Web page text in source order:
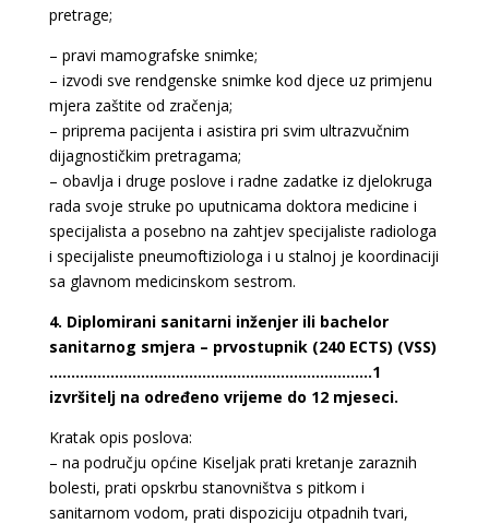
pretrage;
– pravi mamografske snimke;
– izvodi sve rendgenske snimke kod djece uz primjenu
mjera zaštite od zračenja;
– priprema pacijenta i asistira pri svim ultrazvučnim
dijagnostičkim pretragama;
– obavlja i druge poslove i radne zadatke iz djelokruga
rada svoje struke po uputnicama doktora medicine i
specijalista a posebno na zahtjev specijaliste radiologa
i specijaliste pneumoftiziologa i u stalnoj je koordinaciji
sa glavnom medicinskom sestrom.
4. Diplomirani sanitarni inženjer ili bachelor
sanitarnog smjera – prvostupnik (240 ECTS) (VSS)
………………………………………………………………..1
izvršitelj na određeno vrijeme do 12 mjeseci.
Kratak opis poslova:
– na području općine Kiseljak prati kretanje zaraznih
bolesti, prati opskrbu stanovništva s pitkom i
sanitarnom vodom, prati dispoziciju otpadnih tvari,